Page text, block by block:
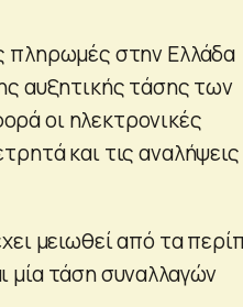
πληρωμές στην Ελλάδα
αυξητικής τάσης των
οι ηλεκτρονικές
και τις
μειωθεί από τα
μία τάση συναλλαγών